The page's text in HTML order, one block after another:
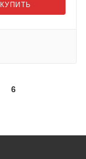
КУПИТЬ
6